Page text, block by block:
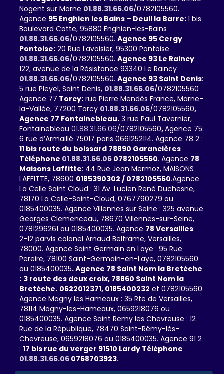
Nogent sur Marne 01.88.31.66.06/0782105560.
Agence 95 Enghien les Bains – Deuil la Barre:1 bis
Boulevard Cotte, 95880 Enghien-les-Bains
01.88.31.66.06/0782105560. Agence 95 Cergy
Pontoise: 20 Rue Lavoisier, 95300 Pontoise
01.88.31.66.06/0782105560. Agence 93 Le Raincy:
122, avenue de la Résistance 93340 Le Raincy
01.88.31.66.06/0782105560. Agence 93 Saint Denis:
5 rue Pleyel, Saint Denis, 01.88.31.66.06/0782105560
Agence 77 Torcy: rue Pierre Mendès France, Marne-
la-Vallée, 77200 Torcy 01.88.31.66.06/0782105560,
Agence 77 Fontainebleau. 3 rue Paul Tavernier,
Fontainebleau 01.88.31.66.06/0782105560,Agence 75:
6 rue d’Armaillé 75017 paris 0661252114. Agence 78 2 :
11 bis route du boissard 78890 Garancières
Téléphone 01.88.31.66.06 0782105560. Agence 78
Maisons Laffitte: 44 Rue Jean Mermoz, MAISONS
LAFFITTE, 78600 0185390302 / 0782105560.Agence
La Celle Saint Cloud : 31 Av. Lucien René Duchesne,
78170 La Celle-Saint-Cloud, 0767790279 ou
0185400035. Agence Villennes sur Seine : 325 avenue
Georges Clemenceau, 78670 Villennes-sur-Seine,
0781296261 ou 0185400035. Agence 78 Versailles:
2-12 parvis colonel Arnaud Beltrame, Versailles,
78000. Agence Saint Germain en Laye : 95 Rue
Pereire, 78100 Saint-Germain-en-Laye, 0782105560
ou 0185400035. Agence 78 Saint Nom la Bretèche
: 3 route des deux croix, 78860 Saint Nom la
Bretèche. 0622012371, 0185400232 et 0782105560.
Agence Magny les Hameaux : 35 Rte de Versailles,
78114 Magny-les-Hameaux, 0659218076 ou
0185400035. Agence Saint Remy les Chevreuse : 12
Rue de la République, 78470 Saint-Rémy-lès-
Chevreuse, 0659218076 ou 0185400035. Agence 91 2
: 17 bis rue du verger 91510 Lardy Téléphone
01.88.31.66.06 0768703923.